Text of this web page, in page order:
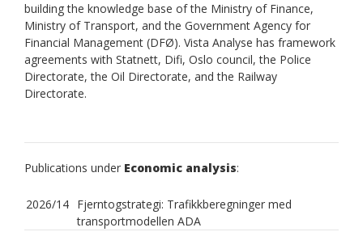
building the knowledge base of the Ministry of Finance,
Ministry of Transport, and the Government Agency for
Financial Management (DFØ). Vista Analyse has framework
agreements with Statnett, Difi, Oslo council, the Police
Directorate, the Oil Directorate, and the Railway
Directorate.
Publications under Economic analysis:
2026/14 Fjerntogstrategi: Trafikkberegninger med
transportmodellen ADA